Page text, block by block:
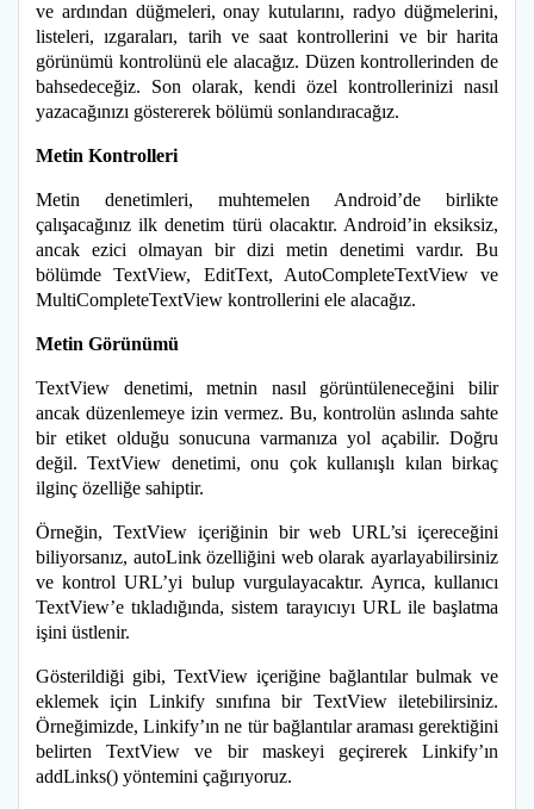
ve ardından düğmeleri, onay kutularını, radyo düğmelerini,
listeleri, ızgaraları, tarih ve saat kontrollerini ve bir harita
görünümü kontrolünü ele alacağız. Düzen kontrollerinden de
bahsedeceğiz. Son olarak, kendi özel kontrollerinizi nasıl
yazacağınızı göstererek bölümü sonlandıracağız.
Metin Kontrolleri
Metin denetimleri, muhtemelen Android’de birlikte
çalışacağınız ilk denetim türü olacaktır. Android’in eksiksiz,
ancak ezici olmayan bir dizi metin denetimi vardır. Bu
bölümde TextView, EditText, AutoCompleteTextView ve
MultiCompleteTextView kontrollerini ele alacağız.
Metin Görünümü
TextView denetimi, metnin nasıl görüntüleneceğini bilir
ancak düzenlemeye izin vermez. Bu, kontrolün aslında sahte
bir etiket olduğu sonucuna varmanıza yol açabilir. Doğru
değil. TextView denetimi, onu çok kullanışlı kılan birkaç
ilginç özelliğe sahiptir.
Örneğin, TextView içeriğinin bir web URL’si içereceğini
biliyorsanız, autoLink özelliğini web olarak ayarlayabilirsiniz
ve kontrol URL’yi bulup vurgulayacaktır. Ayrıca, kullanıcı
TextView’e tıkladığında, sistem tarayıcıyı URL ile başlatma
işini üstlenir.
Gösterildiği gibi, TextView içeriğine bağlantılar bulmak ve
eklemek için Linkify sınıfına bir TextView iletebilirsiniz.
Örneğimizde, Linkify’ın ne tür bağlantılar araması gerektiğini
belirten TextView ve bir maskeyi geçirerek Linkify’ın
addLinks() yöntemini çağırıyoruz.